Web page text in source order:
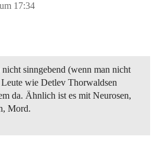
17:34
sinngebend (wenn man nicht
wie Detlev Thorwaldsen
da. Ähnlich ist es mit Neurosen,
Mord.